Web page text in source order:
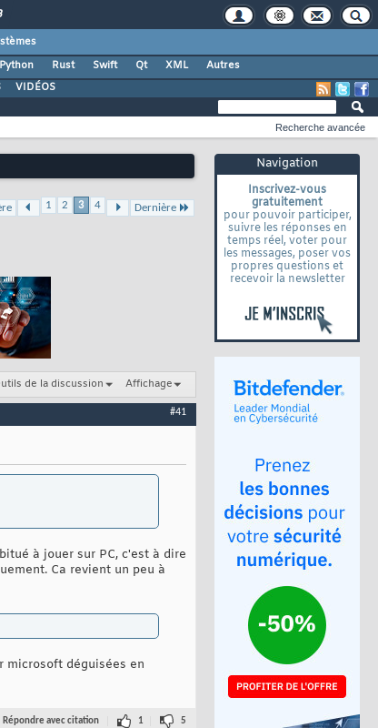
Python Rust Swift Qt XML
Autres
VIDÉOS
Navigation
Inscrivez-vous
gratuitement
pour pouvoir participer,
suivre les réponses en
temps réel, voter pour
les messages, poser vos
propres questions et
recevoir la newsletter
Recherche avancée
1 2 3 4 Dernière
de la discussion Affichage
#41
à jouer sur PC, c'est à dire
Ca revient un peu à
microsoft déguisées en
Répondre avec citation 1 5